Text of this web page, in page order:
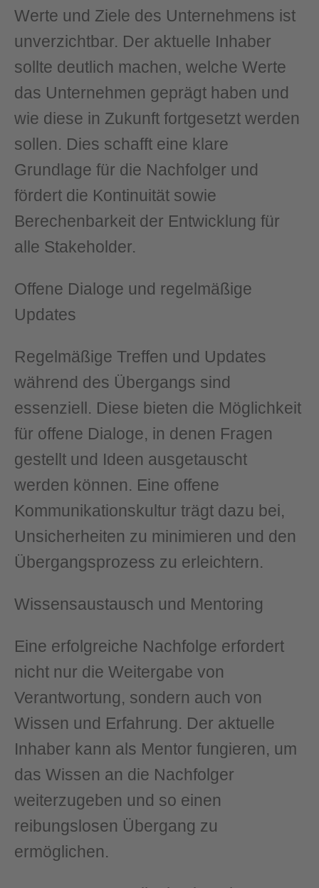
Werte und Ziele des Unternehmens ist
unverzichtbar. Der aktuelle Inhaber
sollte deutlich machen, welche Werte
das Unternehmen geprägt haben und
wie diese in Zukunft fortgesetzt werden
sollen. Dies schafft eine klare
Grundlage für die Nachfolger und
fördert die Kontinuität sowie
Berechenbarkeit der Entwicklung für
alle Stakeholder.
Offene Dialoge und regelmäßige
Updates
Regelmäßige Treffen und Updates
während des Übergangs sind
essenziell. Diese bieten die Möglichkeit
für offene Dialoge, in denen Fragen
gestellt und Ideen ausgetauscht
werden können. Eine offene
Kommunikationskultur trägt dazu bei,
Unsicherheiten zu minimieren und den
Übergangsprozess zu erleichtern.
Wissensaustausch und Mentoring
Eine erfolgreiche Nachfolge erfordert
nicht nur die Weitergabe von
Verantwortung, sondern auch von
Wissen und Erfahrung. Der aktuelle
Inhaber kann als Mentor fungieren, um
das Wissen an die Nachfolger
weiterzugeben und so einen
reibungslosen Übergang zu
ermöglichen.